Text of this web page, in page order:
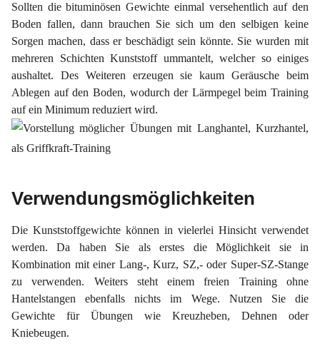
Sollten die bituminösen Gewichte einmal versehentlich auf den
Boden fallen, dann brauchen Sie sich um den selbigen keine
Sorgen machen, dass er beschädigt sein könnte. Sie wurden mit
mehreren Schichten Kunststoff ummantelt, welcher so einiges
aushaltet. Des Weiteren erzeugen sie kaum Geräusche beim
Ablegen auf den Boden, wodurch der Lärmpegel beim Training
auf ein Minimum reduziert wird.
Verwendungsmöglichkeiten
Die Kunststoffgewichte können in vielerlei Hinsicht verwendet
werden. Da haben Sie als erstes die Möglichkeit sie in
Kombination mit einer Lang-, Kurz, SZ,- oder Super-SZ-Stange
zu verwenden. Weiters steht einem freien Training ohne
Hantelstangen ebenfalls nichts im Wege. Nutzen Sie die
Gewichte für Übungen wie Kreuzheben, Dehnen oder
Kniebeugen.